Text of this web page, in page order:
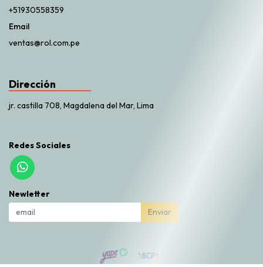
+51930558359
Email
ventas@rol.com.pe
Dirección
jr. castilla 708, Magdalena del Mar, Lima
Redes Sociales
Newletter
Enviar